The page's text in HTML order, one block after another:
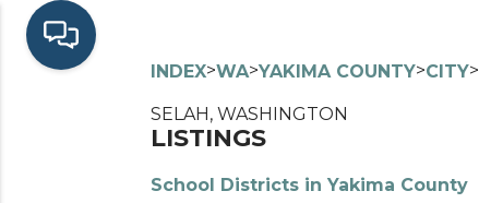
INDEX>WA>YAKIMA COUNTY>CITY>
SELAH, WASHINGTON
LISTINGS
School Districts in Yakima County